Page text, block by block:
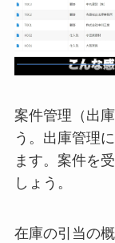
案件管理（出
う。出庫管理
ます。案件を
しょう。
在庫の引当の